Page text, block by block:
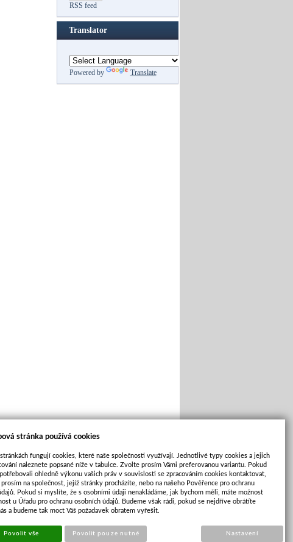
RSS feed
Translator
Powered by Translate
Cookies|Sunlight systems- tvorba e-shopů
stránka používá cookies
fungují cookies, které naše společnosti využívají. Jednotlivé typy cookies a jejich
naleznete popsané níže v tabulce. Zvolte prosím Vámi preferovanou variantu. Pokud
ohledně výkonu vašich práv v souvislosti se zpracováním cookies kontaktovat,
na společnost, jejíž stránky procházíte, nebo na našeho Pověřence pro ochranu
Pokud si myslíte, že s osobními údaji nenakládáme, jak bychom měli, máte možnost
u Úřadu pro ochranu osobních údajů. Budeme však rádi, pokud se nejdříve obrátíte
a budeme tak moct Váš požadavek obratem vyřešit.
Povolit vše Povolit pouze nutné Nastavení